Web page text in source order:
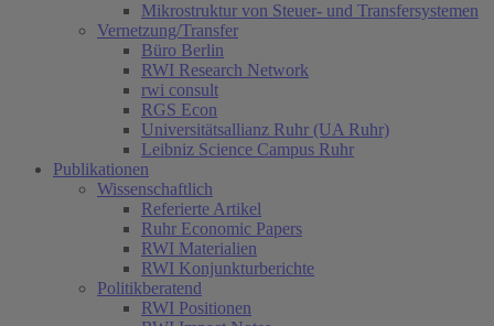
Mikrostruktur von Steuer- und Transfersystemen
Vernetzung/Transfer
Büro Berlin
RWI Research Network
rwi consult
RGS Econ
Universitätsallianz Ruhr (UA Ruhr)
Leibniz Science Campus Ruhr
Publikationen
Wissenschaftlich
Referierte Artikel
Ruhr Economic Papers
RWI Materialien
RWI Konjunkturberichte
Politikberatend
RWI Positionen